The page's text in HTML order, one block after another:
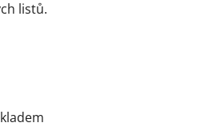
listů.